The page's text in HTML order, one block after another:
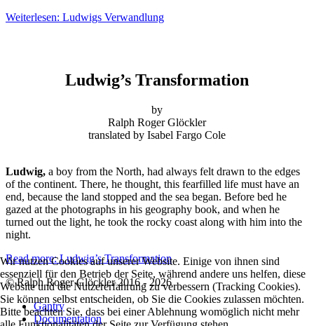
Weiterlesen: Ludwigs Verwandlung
Ludwig’s Transformation
by
Ralph Roger Glöckler
translated by Isabel Fargo Cole
Ludwig, a boy from the North, had always felt drawn to the edges
of the continent. There, he thought, this fearfilled life must have an
end, because the land stopped and the sea began. Before bed he
gazed at the photographs in his geography book, and when he
turned out the light, he took the rocky coast along with him into the
night.
Read more: Ludwig’s Transformation
© Ralph Roger Glöckler 2016 - 2026
Gantry
Documentation
Wir nutzen Cookies auf unserer Website. Einige von ihnen sind
essenziell für den Betrieb der Seite, während andere uns helfen, diese
Website und die Nutzererfahrung zu verbessern (Tracking Cookies).
Sie können selbst entscheiden, ob Sie die Cookies zulassen möchten.
Bitte beachten Sie, dass bei einer Ablehnung womöglich nicht mehr